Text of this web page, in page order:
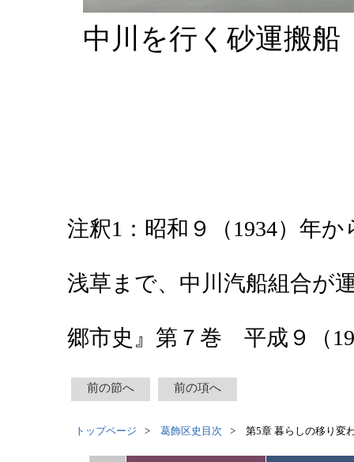
中川を行く砂運搬船
注釈1：昭和９（1934）年
浅草まで、中川汽船組合が
郷市史』第７巻 平成９（
前の節へ 前の項へ
トップページ 葛飾区史目次 第5章 暮らしの移り変